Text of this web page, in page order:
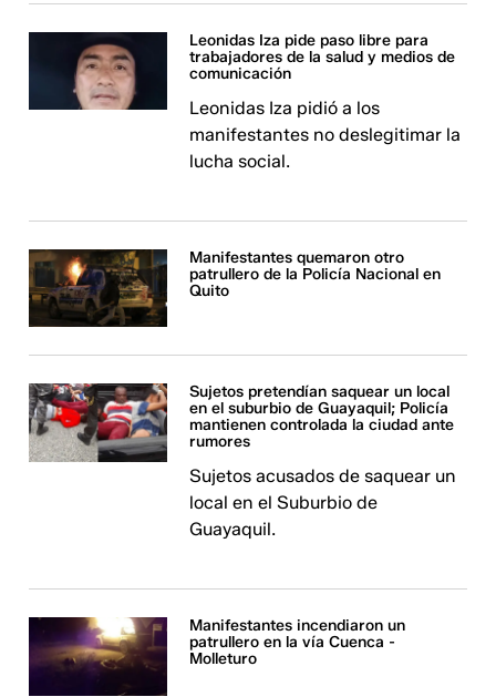
Leonidas Iza pide paso libre para
trabajadores de la salud y medios de
comunicación
Leonidas Iza pidió a los
manifestantes no deslegitimar la
lucha social.
Manifestantes quemaron otro
patrullero de la Policía Nacional en
Quito
Sujetos pretendían saquear un local
en el suburbio de Guayaquil; Policía
mantienen controlada la ciudad ante
rumores
Sujetos acusados de saquear un
local en el Suburbio de
Guayaquil.
Manifestantes incendiaron un
patrullero en la vía Cuenca -
Molleturo